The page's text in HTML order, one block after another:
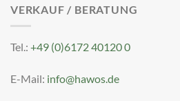
VERKAUF / BERATUNG
Tel.: +49 (0)6172 40120 0
E-Mail: info@hawos.de